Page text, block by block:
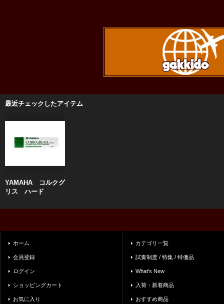
最近チェックしたアイテム
YAMAHA コルクグ
リス ハード
ホーム
会員登録
ログイン
ショッピングカート
お気に入り
カテゴリ一覧
試奏制度 / 特集 / 特価品
What's New
入荷・新着商品
おすすめ商品